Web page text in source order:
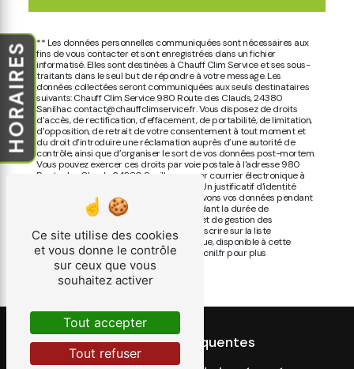
HORAIRES
** Les données personnelles communiquées sont nécessaires aux
fins de vous contacter et sont enregistrées dans un fichier
informatisé. Elles sont destinées à Chauff Clim Service et ses sous-
traitants dans le seul but de répondre à votre message. Les
données collectées seront communiquées aux seuls destinataires
suivants: Chauff Clim Service 980 Route des Clauds, 24380
Sanilhac contact@chauffclimservice.fr. Vous disposez de droits
d’accès, de rectification, d’effacement, de portabilité, de limitation,
d’opposition, de retrait de votre consentement à tout moment et
du droit d’introduire une réclamation auprès d’une autorité de
contrôle, ainsi que d’organiser le sort de vos données post-mortem.
Vous pouvez exercer ces droits par voie postale à l'adresse 980
Route des Clauds, 24380 Sanilhac ou par courrier électronique à
l'adresse contact@chauffclimservice.fr. Un justificatif d'identité
pourra vous être demandé. Nous conservons vos données pendant
la période de prise de contact puis pendant la durée de
prescription légale aux fins probatoires et de gestion des
contentieux. Vous avez le droit de vous inscrire sur la liste
d'opposition au démarchage téléphonique, disponible à cette
adresse:Bloctel.gouv.fr. Consultez le site cnil.fr pour plus
d’informations sur vos droits.
Recherches fréquentes
Ce site utilise des cookies
et vous donne le contrôle
sur ceux que vous
souhaitez activer
Tout accepter
Tout refuser